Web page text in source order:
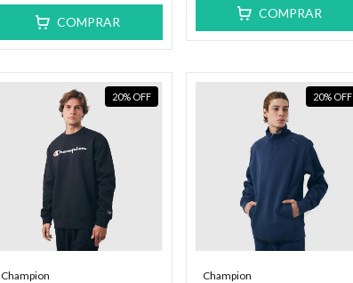
COMPRAR
COMPRAR
20% OFF
Champion
20% OFF
Champion